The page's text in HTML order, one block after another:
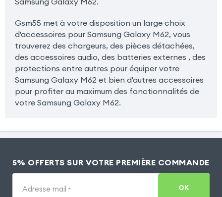
Gsm55 met à votre disposition un large choix
d'accessoires pour Samsung Galaxy M62, vous
trouverez des chargeurs, des pièces détachées,
des accessoires audio, des batteries externes , des
protections entre autres pour équiper votre
Samsung Galaxy M62 et bien d'autres accessoires
pour profiter au maximum des fonctionnalités de
votre Samsung Galaxy M62.
5% OFFERTS SUR VOTRE PREMIÈRE COMMANDE
Adresse mail * OK